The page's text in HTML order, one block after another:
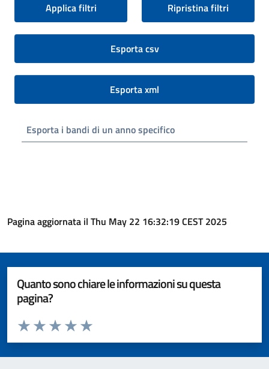
Applica filtri Ripristina filtri
Esporta csv
Esporta xml
Esporta i bandi di un anno specifico
Pagina aggiornata il Thu May 22 16:32:19 CEST 2025
Quanto sono chiare le informazioni su questa
pagina?
Valuta da 1 a 5 stelle la pagina
Valuta 5 stelle su 5
Valuta 4 stelle su 5
Valuta 3 stelle su 5
Valuta 2 stelle su 5
Valuta 1 stelle su 5